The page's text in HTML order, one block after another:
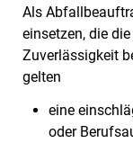
Als
einsetzen, die
Zuverlässigkeit
gelten
eine
oder